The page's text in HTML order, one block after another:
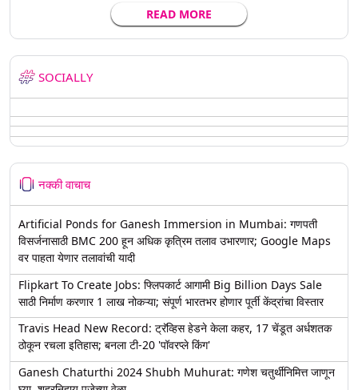
READ MORE
SOCIALLY
नक्की वाचाच
Artificial Ponds for Ganesh Immersion in Mumbai: गणपती
विसर्जनासाठी BMC 200 हून अधिक कृत्रिम तलाव उभारणार; Google Maps
वर पाहता येणार तलावांची यादी
Flipkart To Create Jobs: फ्लिपकार्ट आगामी Big Billion Days Sale
साठी निर्माण करणार 1 लाख नोकऱ्या; संपूर्ण भारतभर होणार पूर्ती केंद्रांचा विस्तार
Travis Head New Record: ट्रॅव्हिस हेडने केला कहर, 17 चेंडूत अर्धशतक
ठोकून रचला इतिहास; बनला टी-20 'पॉवरप्ले किंग'
Ganesh Chaturthi 2024 Shubh Muhurat: गणेश चतुर्थीनिमित्त जाणून